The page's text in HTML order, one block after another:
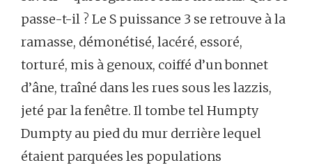
passe-t-il ? Le S puissance 3 se retrouve à la
ramasse, démonétisé, lacéré, essoré,
torturé, mis à genoux, coiffé d’un bonnet
d’âne, traîné dans les rues sous les lazzis,
jeté par la fenêtre. Il tombe tel Humpty
Dumpty au pied du mur derrière lequel
étaient parquées les populations